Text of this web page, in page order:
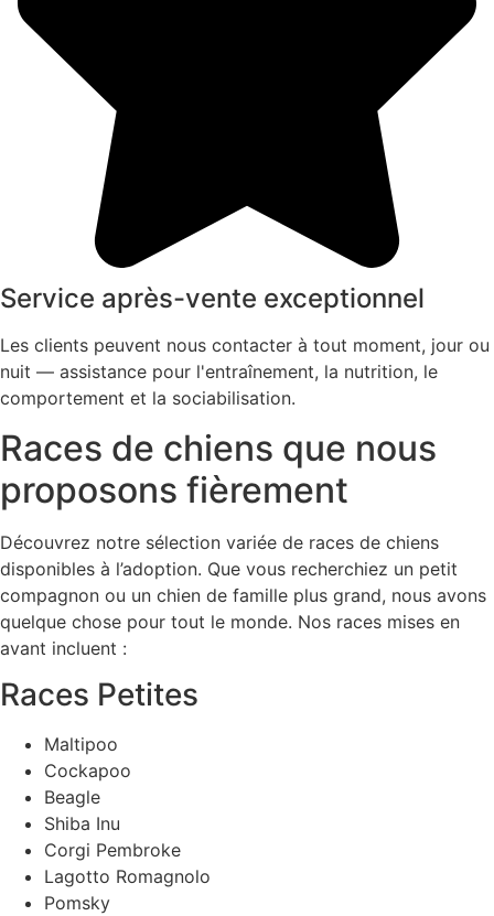
Service après-vente exceptionnel
Les clients peuvent nous contacter à tout moment, jour ou
nuit — assistance pour l'entraînement, la nutrition, le
comportement et la sociabilisation.
Races de chiens que nous
proposons fièrement
Découvrez notre sélection variée de races de chiens
disponibles à l’adoption. Que vous recherchiez un petit
compagnon ou un chien de famille plus grand, nous avons
quelque chose pour tout le monde. Nos races mises en
avant incluent :
Races Petites
Maltipoo
Cockapoo
Beagle
Shiba Inu
Corgi Pembroke
Lagotto Romagnolo
Pomsky